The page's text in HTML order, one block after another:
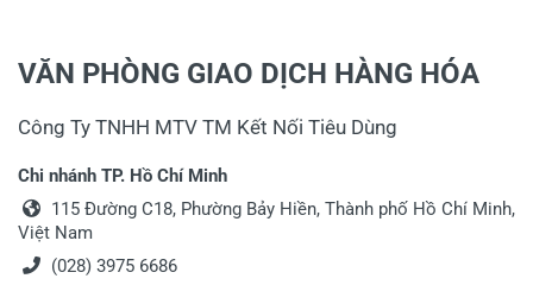
VĂN PHÒNG GIAO DỊCH HÀNG HÓA
Công Ty TNHH MTV TM Kết Nối Tiêu Dùng
Chi nhánh TP. Hồ Chí Minh
115 Đường C18, Phường Bảy Hiền, Thành phố Hồ Chí Minh,
Việt Nam
(028) 3975 6686